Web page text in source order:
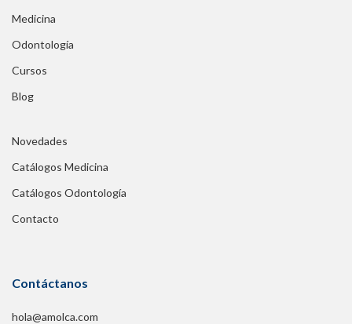
Medicina
Odontología
Cursos
Blog
Novedades
Catálogos Medicina
Catálogos Odontología
Contacto
Contáctanos
hola@amolca.com